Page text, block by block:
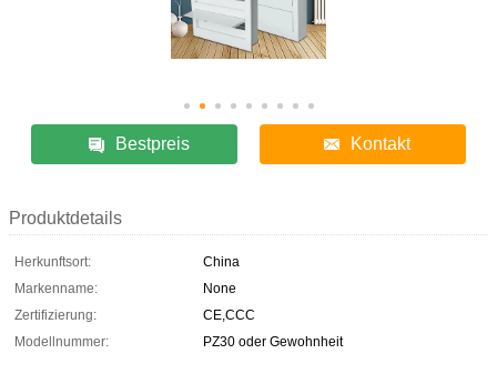
Bestpreis Kontakt
Produktdetails
Herkunftsort:
China
Markenname:
None
Zertifizierung:
CE,CCC
Modellnummer:
PZ30 oder Gewohnheit